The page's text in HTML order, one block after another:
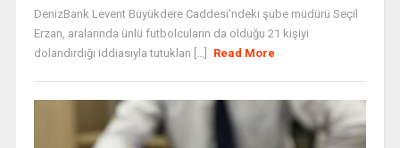
DenizBank Levent Büyükdere Caddesi'ndeki şube müdürü Seçil
Erzan, aralarında ünlü futbolcuların da olduğu 21 kişiyi
dolandırdığı iddiasıyla tutuklan [...]
Read More